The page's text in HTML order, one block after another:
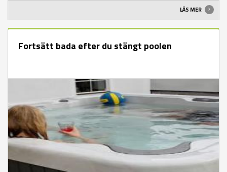
LÄS MER
Fortsätt bada efter du stängt poolen